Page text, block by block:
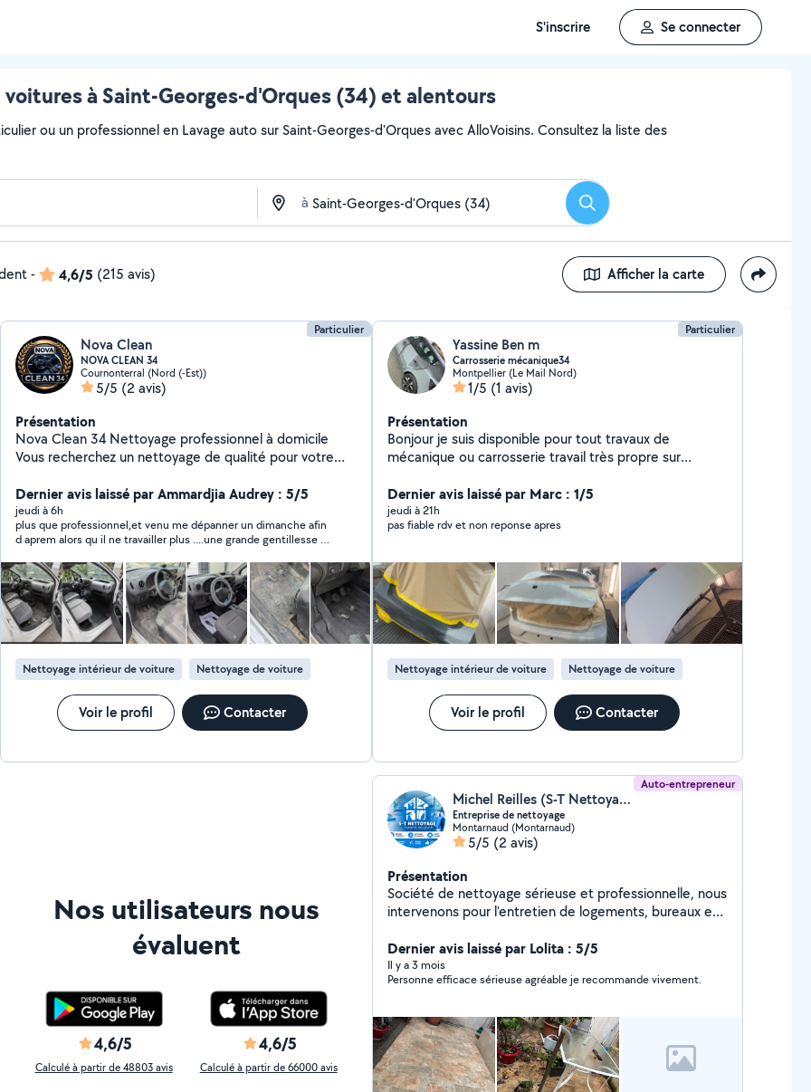
S'inscrire Se connecter
voitures à Saint-Georges-d'Orques (34) et alentours
ou un professionnel en Lavage auto sur Saint-Georges-d'Orques avec AlloVoisins. Consultez la liste des
à Rechercher
- 4,6/5 (215 avis) Afficher la carte
Particulier
Nova Clean
NOVA CLEAN 34
Cournonterral (Nord (-Est))
5/5 (2 avis)
Présentation
Nova Clean 34 Nettoyage professionnel à domicile
Vous recherchez un nettoyage de qualité pour votre
service ! Nos prestations : - Nettoyage intérieur de
véhicules - Nettoyage de canapés, fauteuils et chaises
- Nettoyage de matelas - Nettoyage de tapis et
moquettes - Rénovation de phares Déplacement à
domicile, devis gratuit, matériel professionnel et travail
soigné. Notre priorité est votre satisfaction.
Contactez-nous pour obtenir un devis personnalisé et
redonner une seconde vie à vos équipements.
Dernier avis laissé par Ammardjia Audrey : 5/5
jeudi à 6h
plus que professionnel,et venu me dépanner un dimanche afin
d aprem alors qu il ne travailler plus ....une grande gentillesse et
Nettoyage intérieur de voiture Nettoyage de voiture
Voir le profil Contacter
Particulier
Yassine Ben m
Carrosserie mécanique34
Montpellier (Le Mail Nord)
1/5 (1 avis)
Présentation
Bonjour je suis disponible pour tout travaux de
mécanique ou carrosserie travail très propre sur
Dernier avis laissé par Marc : 1/5
jeudi à 21h
pas fiable rdv et non reponse apres
Nettoyage intérieur de voiture Nettoyage de voiture
Voir le profil Contacter
Nos utilisateurs nous
évaluent
4,6/5
Calculé à partir de 48803 avis
4,6/5
Calculé à partir de 66000 avis
Auto-entrepreneur
Michel Reilles (S-T Nettoyage)
Entreprise de nettoyage
Montarnaud (Montarnaud)
5/5 (2 avis)
Présentation
Société de nettoyage sérieuse et professionnelle, nous
intervenons pour l'entretien de logements, bureaux et
ménage régulier, nettoyage en profondeur, remise en
état et fin de chantier. nous faisons également les
vitres, nettoyage de véhicule, etc. .Travail soigné,
particuliers et professionnel et j'ai plus de 10 ans
d'expérience dans ce métier, je fais tout ce qui touche
dans le nettoyage
Dernier avis laissé par Lolita : 5/5
Il y a 3 mois
Personne efficace sérieuse agréable je recommande vivement.